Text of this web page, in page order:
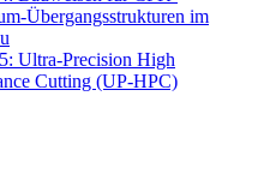
Übergangsstrukturen im
Ultra-Precision High
Cutting (UP-HPC)